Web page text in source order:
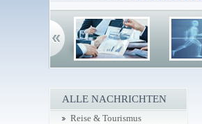
ALLE NACHRICHTEN
Reise & Tourismus